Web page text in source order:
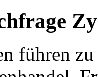
führen